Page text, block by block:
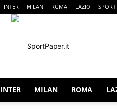
INTER MILAN ROMA LAZIO SPORT
INTER MILAN ROMA